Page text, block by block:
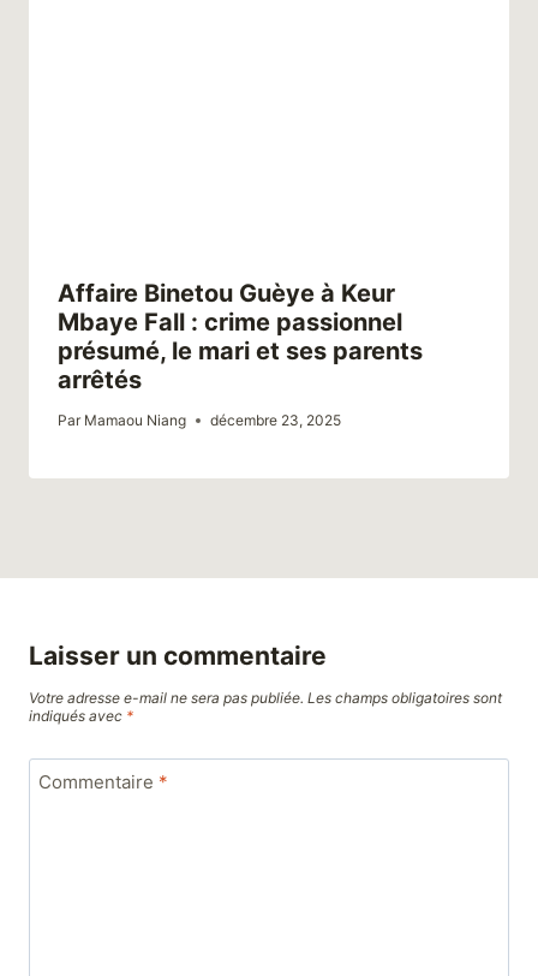
Affaire Binetou Guèye à Keur
Mbaye Fall : crime passionnel
présumé, le mari et ses parents
arrêtés
Par Mamaou Niang décembre 23, 2025
Laisser un commentaire
Votre adresse e-mail ne sera pas publiée. Les champs obligatoires sont
indiqués avec *
Commentaire *